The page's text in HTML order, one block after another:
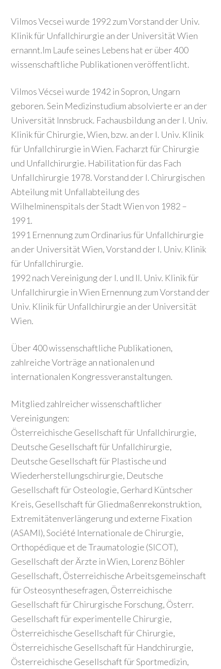
Vilmos Vecsei wurde 1992 zum Vorstand der Univ.
Klinik für Unfallchirurgie an der Universität Wien
ernannt.Im Laufe seines Lebens hat er über 400
wissenschaftliche Publikationen veröffentlicht.
Vilmos Vécsei wurde 1942 in Sopron, Ungarn
geboren. Sein Medizinstudium absolvierte er an der
Universität Innsbruck. Fachausbildung an der I. Univ.
Klinik für Chirurgie, Wien, bzw. an der I. Univ. Klinik
für Unfallchirurgie in Wien. Facharzt für Chirurgie
und Unfallchirurgie. Habilitation für das Fach
Unfallchirurgie 1978. Vorstand der I. Chirurgischen
Abteilung mit Unfallabteilung des
Wilhelminenspitals der Stadt Wien von 1982 –
1991.
1991 Ernennung zum Ordinarius für Unfallchirurgie
an der Universität Wien, Vorstand der I. Univ. Klinik
für Unfallchirurgie.
1992 nach Vereinigung der I. und II. Univ. Klinik für
Unfallchirurgie in Wien Ernennung zum Vorstand der
Univ. Klinik für Unfallchirurgie an der Universität
Wien.
Über 400 wissenschaftliche Publikationen,
zahlreiche Vorträge an nationalen und
internationalen Kongressveranstaltungen.
Mitglied zahlreicher wissenschaftlicher
Vereinigungen:
Österreichische Gesellschaft für Unfallchirurgie,
Deutsche Gesellschaft für Unfallchirurgie,
Deutsche Gesellschaft für Plastische und
Wiederherstellungschirurgie, Deutsche
Gesellschaft für Osteologie, Gerhard Küntscher
Kreis, Gesellschaft für Gliedmaßenrekonstruktion,
Extremitätenverlängerung und externe Fixation
(ASAMI), Société Internationale de Chirurgie,
Orthopédique et de Traumatologie (SICOT),
Gesellschaft der Ärzte in Wien, Lorenz Böhler
Gesellschaft, Österreichische Arbeitsgemeinschaft
für Osteosynthesefragen, Österreichische
Gesellschaft für Chirurgische Forschung, Österr.
Gesellschaft für experimentelle Chirurgie,
Österreichische Gesellschaft für Chirurgie,
Österreichische Gesellschaft für Handchirurgie,
Österreichische Gesellschaft für Sportmedizin,